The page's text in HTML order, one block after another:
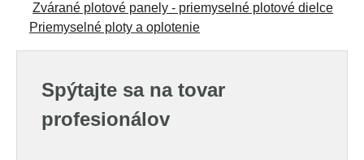
Zvárané plotové panely - priemyselné plotové dielce
Priemyselné ploty a oplotenie
Spýtajte sa na tovar
profesionálov